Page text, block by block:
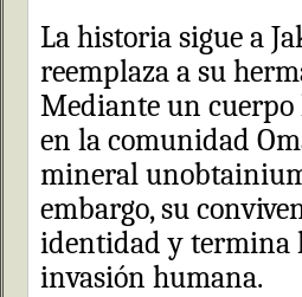
La historia sigue a
reemplaza a su
Mediante un
en la comunidad
mineral
embargo, su
identidad y termina
invasión humana.